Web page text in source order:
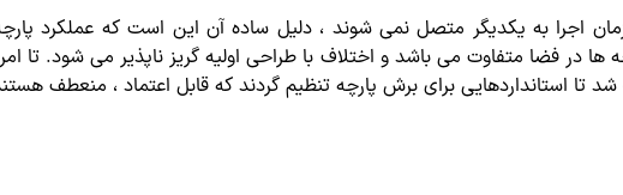
اجرا به یکدیگر متصل نمی شوند ، دلیل ساده آن این است که عملکرد
فضا متفاوت می باشد و اختلاف با طراحی اولیه گریز ناپذیر می شود. تا
استانداردهایی برای برش پارچه تنظیم گردند که قابل اعتماد ، منعطف